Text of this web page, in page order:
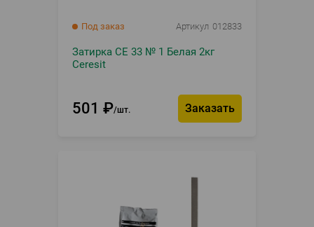
Под заказ Артикул 012833
Затирка CE 33 № 1 Белая 2кг
Ceresit
501 ₽ шт. Заказать